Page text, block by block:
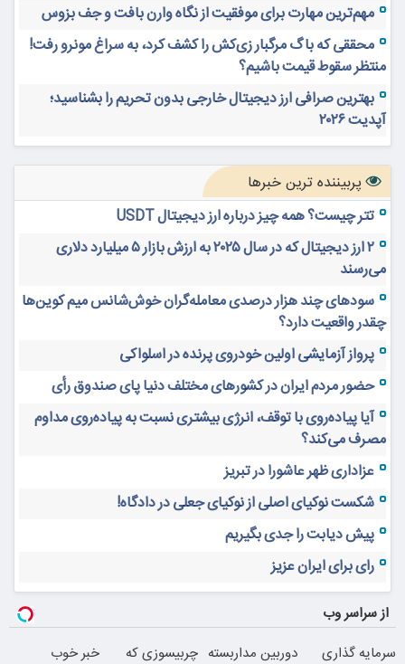
مهم‌ترین مهارت برای موفقیت از نگاه وارن بافت و جف بزوس
محققی که باگ مرگبار زی‌کش را کشف کرد، به سراغ مونرو رفت!
منتظر سقوط قیمت باشیم؟
بهترین صرافی ارز دیجیتال خارجی بدون تحریم را بشناسید؛
آپدیت ۲۰۲۶
پربیننده ترین خبرها
تتر چیست؟ همه چیز درباره ارز دیجیتال USDT
۲ ارز دیجیتال که در سال ۲۰۲۵ به ارزش بازار ۵ میلیارد دلاری
می‌رسند
سودهای چند هزار درصدی معامله‌گران خوش‌شانس میم کوین‌ها
چقدر واقعیت دارد؟
پرواز آزمایشی اولین خودروی پرنده در اسلواکی
حضور مردم ایران در کشورهای مختلف دنیا پای صندوق رأی
آیا پیاده‌روی با توقف، انرژی بیشتری نسبت به پیاده‌روی مداوم
مصرف می‌کند؟
عزاداری ظهر عاشورا در تبریز
شکست نوکیای اصلی از نوکیای جعلی در دادگاه!
پیش دیابت را جدی بگیریم
رای برای ایران عزیز
از سراسر وب
سرمایه گذاری
دوربین مداربسته چربیسوزی که
خبر خوب